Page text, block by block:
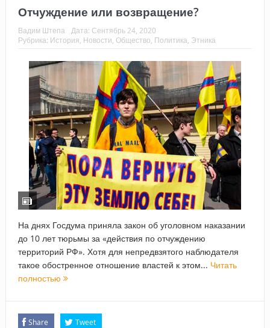
Отчуждение или возвращение?
Вадим Штепа Дата: Сентябрь 24, 2020
Рубрика: История Новости Общество Политика Этника
На днях Госдума приняла закон об уголовном наказании
до 10 лет тюрьмы за «действия по отчуждению
территорий РФ». Хотя для непредвзятого наблюдателя
такое обостренное отношение властей к этом... Читать
полностью
Share Tweet